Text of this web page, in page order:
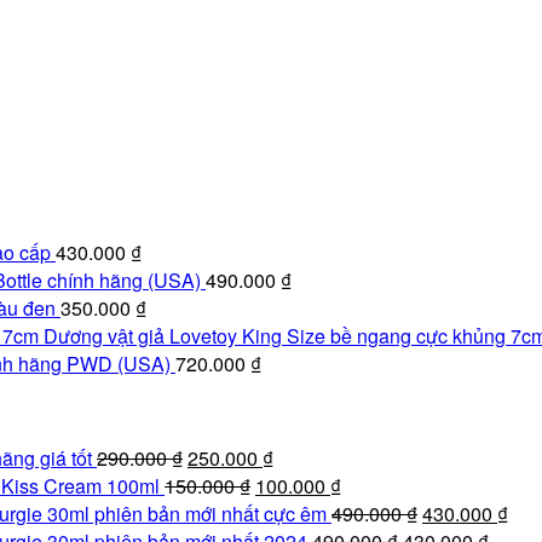
cấp430.000 ₫
chính hãng (USA) 490.000 ₫
đen 350.000 ₫
Dương vật giả Lovetoy King Size bề ngang cực khủng
hãng PWD (USA) 720.000 ₫
giá tốt290.000₫Giá
gốc
là:
250.000 ₫Giá
hiện
tại
Cream 100ml 150.000₫ Giá
gốc
100.000 ₫Giá
hiện
30ml phiên bản mới nhất cực êm490.000₫Giá
430.000 ₫Giá